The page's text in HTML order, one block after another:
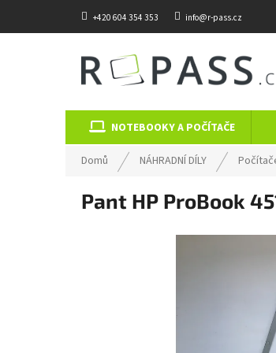
+420 604 354 353 info@r-pass.cz
NOTEBOOKY A POČÍTAČE
Domů NÁHRADNÍ DÍLY
Pant HP ProBook